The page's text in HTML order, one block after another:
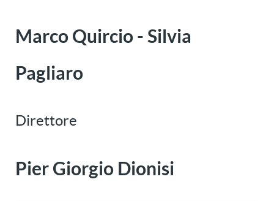
Marco Quircio - Silvia
Pagliaro
Direttore
Pier Giorgio Dionisi